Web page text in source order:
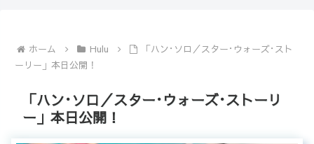
ホーム Hulu
「ハン･ソロ／スター･ウォーズ･スト
ーリー」本日公開！
「ハン･ソロ／スター･ウォーズ･ストーリ
ー」本日公開！